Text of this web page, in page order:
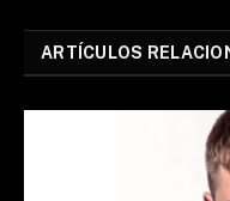
ARTÍCULOS